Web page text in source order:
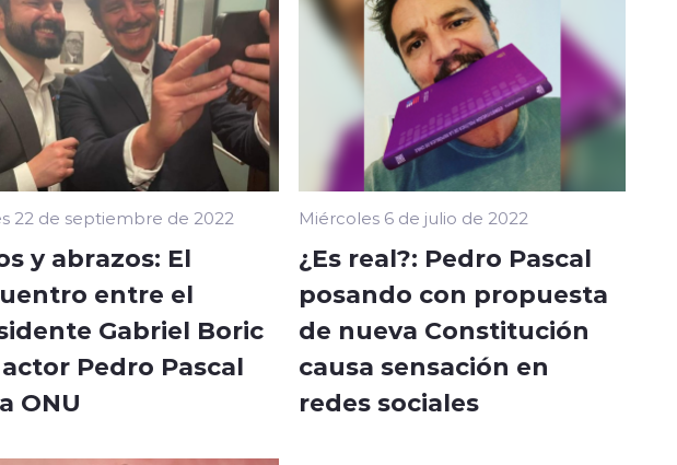
22 de septiembre de 2022
y abrazos: El
entre el
Gabriel Boric
Pedro Pascal
ONU
Miércoles 6 de julio de 2022
¿Es real?: Pedro Pascal
posando con propuesta
de nueva Constitución
causa sensación en
redes sociales